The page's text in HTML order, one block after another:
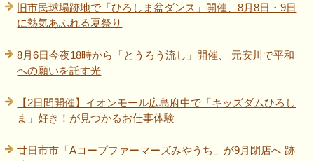
旧市民球場跡地で「ひろしま盆ダンス」開催、8月8日・9日
に熱気あふれる夏祭り
8月6日今夜18時から「とうろう流し」開催、 元安川で平和
への願いを託す光
【2日間開催】イオンモール広島府中で「キッズダムひろし
ま」好き！が見つかるお仕事体験
廿日市市「Aコープファーマーズみやうち」が9月閉店へ 跡